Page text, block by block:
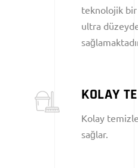
teknolojik bir
ultra
KOLAY
Kolay
sağlar.